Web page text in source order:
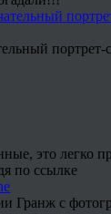
это легко
по ссылке
Гранж с